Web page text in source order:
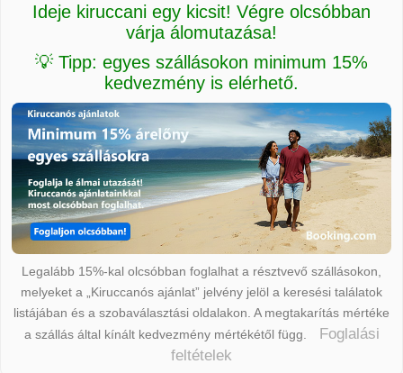
Ideje kiruccani egy kicsit! Végre olcsóbban
várja álomutazása!
💡 Tipp: egyes szállásokon minimum 15%
kedvezmény is elérhető.
Legalább 15%-kal olcsóbban foglalhat a résztvevő szállásokon,
melyeket a „Kiruccanós ajánlat” jelvény jelöl a keresési találatok
listájában és a szobaválasztási oldalakon. A megtakarítás mértéke
a szállás által kínált kedvezmény mértékétől függ.
Foglalási
feltételek